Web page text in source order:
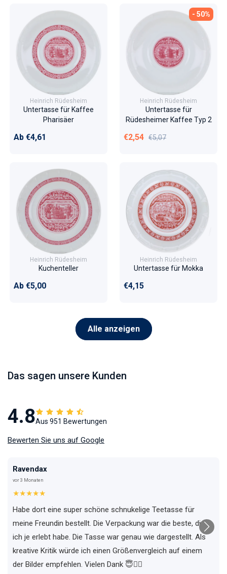
Heinrich Rüdesheim
Untertasse für Kaffee
Pharisäer
Normaler Preis
Ab €4,61
- 50%
Heinrich Rüdesheim
Untertasse für
Rüdesheimer Kaffee Typ 2
Verkaufspreis
€2,54 Normaler Preis
€5,07
Heinrich Rüdesheim
Kuchenteller
Normaler Preis
Ab €5,00
Heinrich Rüdesheim
Untertasse für Mokka
Normaler Preis
€4,15
Alle anzeigen
Das sagen unsere Kunden
4.8Aus 951 Bewertungen
Bewerten Sie uns auf Google
Ravendax
vor 3 Monaten
★★★★★
Habe dort eine super schöne schnukelige Teetasse für
meine Freundin bestellt. Die Verpackung war die beste, die
ich je erlebt habe. Die Tasse war genau wie dargestellt. Als
kreative Kritik würde ich einen Größenvergleich auf einem
der Bilder empfehlen. Vielen Dank 😇✌🏼